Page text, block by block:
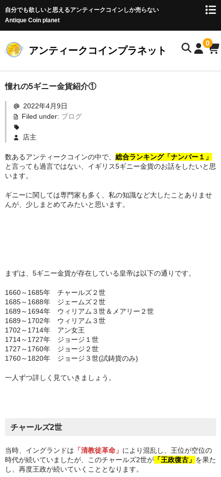
自分でも欲しいと思えるアンティークコインしか売らない
Antique Coin planet
アンティークコインプラネット
0
ホーム
商品一覧
オークション
店主のブログ
お問い合わせ
ご注文の流れ
憧れの5ギニー金貨紹介①
2022年4月9日
Filed under: ブログ
店主
数あるアンティークコインの中で、 総合ランキング「ナンバー１」
と言っても過言ではない、イギリス5ギニー金貨のお話をしたいと思
います。
ギニーに関しては専門家も多く、私の知識など大したことありませ
んが、少しまとめてみたいと思います。
まずは、5ギニー金貨が存在している皇帝は以下の通りです。
1660～1685年 チャールズ２世
1685～1688年 ジェームズ２世
1689～1694年 ウィリアム３世＆メアリー２世
1689～1702年 ウィリアム３世
1702～1714年 アン女王
1714～1727年 ジョージ１世
1727～1760年 ジョージ２世
1760～1820年 ジョージ３世(試鋳貨のみ)
一人ずつ詳しく見ていきましょう。
チャールズ2世
当時、イングランドは 「清教徒革命」 により混乱し、王位が空位の
時代が続いていましたが、このチャールズ2世が 「王政復古」 を果た
し、再度王政が続いていくこととなります。